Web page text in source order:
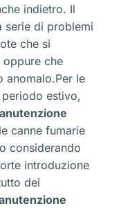
indietro. Il
serie di problemi
che si
oppure che
anomalo.Per le
estivo,
canne fumarie
considerando
introduzione
dei